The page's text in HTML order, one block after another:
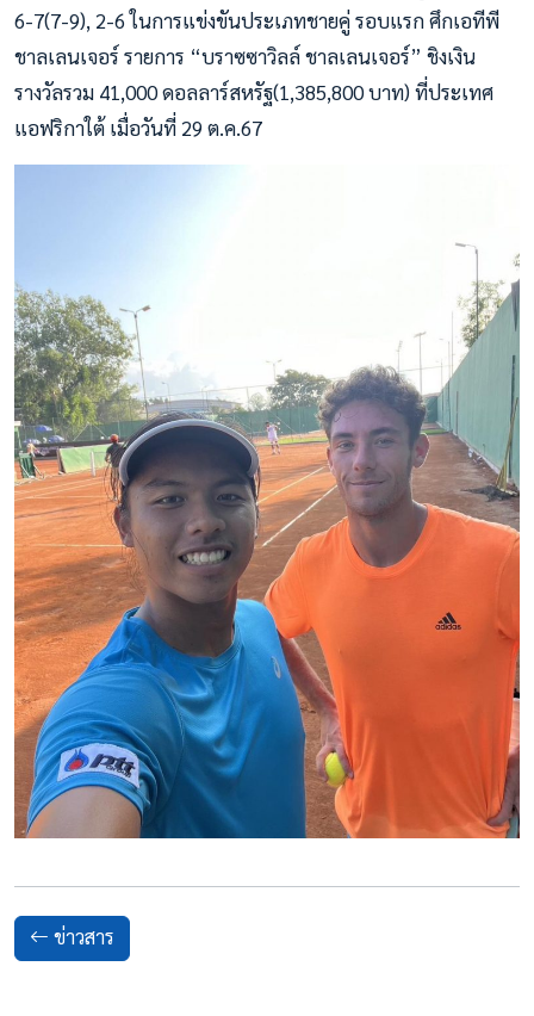
6-7(7-9), 2-6 ในการแข่งขันประเภทชายคู่ รอบแรก ศึกเอทีพี
ชาลเลนเจอร์ รายการ “บราซซาวิลล์ ชาลเลนเจอร์” ชิงเงิน
รางวัลรวม 41,000 ดอลลาร์สหรัฐ(1,385,800 บาท) ที่ประเทศ
แอฟริกาใต้ เมื่อวันที่ 29 ต.ค.67
ข่าวสาร